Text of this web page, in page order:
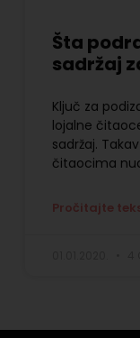
Šta
sadržaj
Ključ za
lojalne
sadržaj.
čitaocima
Pročitajte